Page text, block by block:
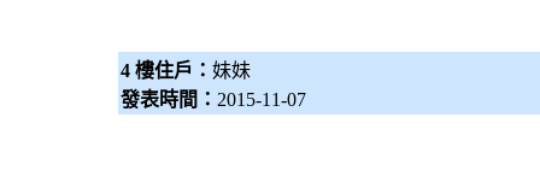
4 樓住戶： 妹妹
發表時間： 2015-11-07